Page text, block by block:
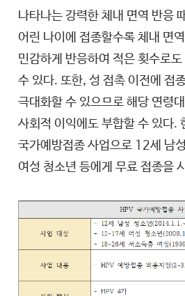
나타나는 강력한 체내 면역 반응
어린 나이에 접종할수록 체내 면
민감하게 반응하여 적은 횟수로
수 있다. 또한, 성 접촉 이전에 접
극대화할 수 있으므로 해당 연령
사회적 이익에도 부합할 수 있다.
국가예방접종 사업으로 12세 남
여성 청소년 등에게 무료 접종을